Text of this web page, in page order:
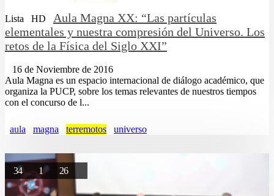
Lista HD
Aula Magna XX: “Las partículas
elementales y nuestra compresión del Universo. Los
retos de la Física del Siglo XXI”
16 de Noviembre de 2016
Aula Magna es un espacio internacional de diálogo académico, que
organiza la PUCP, sobre los temas relevantes de nuestros tiempos
con el concurso de l...
aula magna terremotos universo
34 126